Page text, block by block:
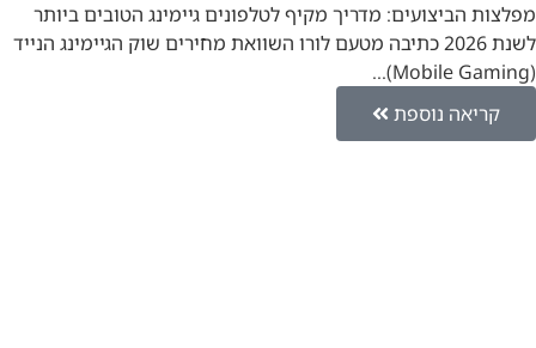
מפלצות הביצועים: מדריך מקיף לטלפונים גיימינג הטובים ביותר
לשנת 2026 כתיבה מטעם לורו השוואת מחירים שוק הגיימינג הנייד
(Mobile Gaming)…
קריאה נוספת